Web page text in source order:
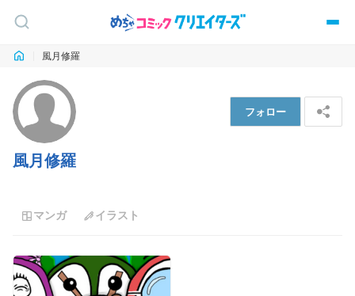
風月修羅
風月修羅
フォロー
マンガ イラスト